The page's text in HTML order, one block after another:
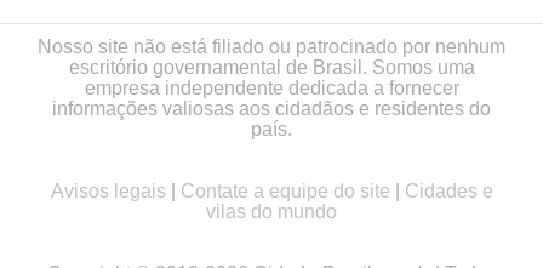
Nosso site não está filiado ou patrocinado por nenhum
escritório governamental de Brasil. Somos uma
empresa independente dedicada a fornecer
informações valiosas aos cidadãos e residentes do
país.
Avisos legais Contate a equipe do site
Cidades e
vilas do mundo